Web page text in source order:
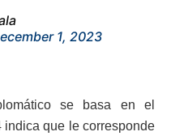
1, 2023
se basa en el
indica que le corresponde